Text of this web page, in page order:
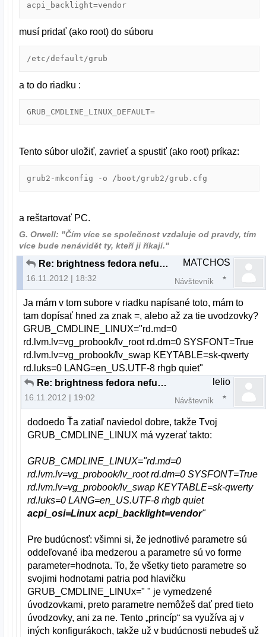
acpi_backlight=vendor
musí pridať (ako root) do súboru
/etc/default/grub
a to do riadku :
GRUB_CMDLINE_LINUX_DEFAULT=
Tento súbor uložiť, zavrieť a spustiť (ako root) príkaz:
grub2-mkconfig -o /boot/grub2/grub.cfg
a reštartovať PC.
G. Orwell: "Čím více se společnost vzdaluje od pravdy, tím
více bude nenávidět ty, kteří ji říkají."
Re: brightness fedora nefunkcne fn klavesy
16.11.2012 | 18:32
MATCHOS
Návštevník
Ja mám v tom subore v riadku napísané toto, mám to
tam dopísať hned za znak =, alebo až za tie uvodzovky?
GRUB_CMDLINE_LINUX="rd.md=0
rd.lvm.lv=vg_probook/lv_root rd.dm=0 SYSFONT=True
rd.lvm.lv=vg_probook/lv_swap KEYTABLE=sk-qwerty
rd.luks=0 LANG=en_US.UTF-8 rhgb quiet"
Re: brightness fedora nefunkcne fn klavesy
16.11.2012 | 19:02
lelio
Návštevník
dodoedo Ťa zatiaľ naviedol dobre, takže Tvoj
GRUB_CMDLINE_LINUX má vyzerať takto:
GRUB_CMDLINE_LINUX="rd.md=0
rd.lvm.lv=vg_probook/lv_root rd.dm=0 SYSFONT=True
rd.lvm.lv=vg_probook/lv_swap KEYTABLE=sk-qwerty
rd.luks=0 LANG=en_US.UTF-8 rhgb quiet
acpi_osi=Linux acpi_backlight=vendor"
Pre budúcnosť: všimni si, že jednotlivé parametre sú
oddeľované iba medzerou a parametre sú vo forme
parameter=hodnota. To, že všetky tieto parametre so
svojimi hodnotami patria pod hlavičku
GRUB_CMDLINE_LINUx=" " je vymedzené
úvodzovkami, preto parametre nemôžeš dať pred tieto
úvodzovky, ani za ne. Tento „princíp“ sa využíva aj v
iných konfigurákoch, takže už v budúcnosti nebudeš už